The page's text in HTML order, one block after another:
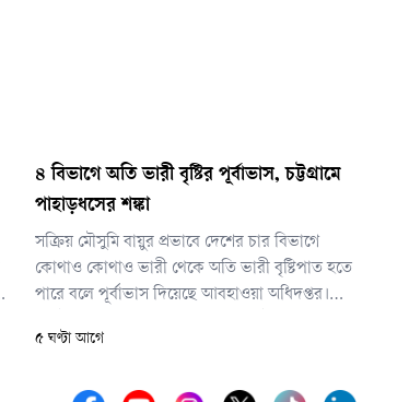
৪ বিভাগে অতি ভারী বৃষ্টির পূর্বাভাস, চট্টগ্রামে
পাহাড়ধসের শঙ্কা
সক্রিয় মৌসুমি বায়ুর প্রভাবে দেশের চার বিভাগে
কোথাও কোথাও ভারী থেকে অতি ভারী বৃষ্টিপাত হতে
পারে বলে পূর্বাভাস দিয়েছে আবহাওয়া অধিদপ্তর।
পাহাড়ি এলাকায় কোথাও কোথাও ভূমিধসের আশঙ্কার
৫ ঘণ্টা আগে